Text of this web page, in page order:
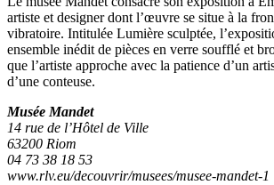
artiste et designer dont l’œuvre se situe à la
vibratoire. Intitulée Lumière sculptée,
ensemble inédit de pièces en verre soufflé et
que l’artiste approche avec la patience d’un
d’une conteuse.
Musée Mandet
14 rue de l’Hôtel de Ville
63200 Riom
04 73 38 18 53
www.rlv.eu/decouvrir/musees/musee-mandet-1